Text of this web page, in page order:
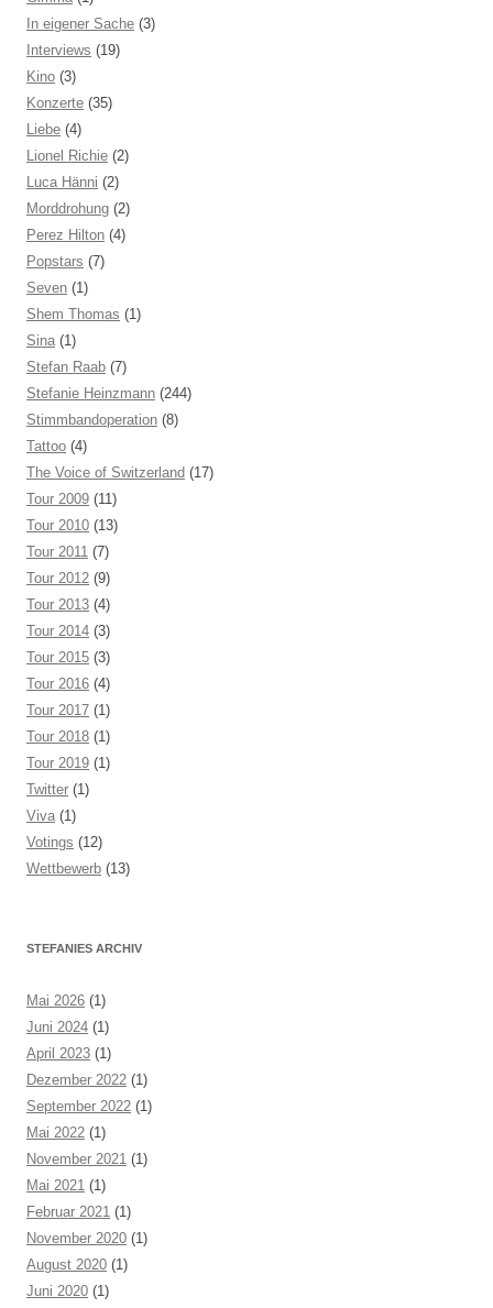
In eigener Sache (3)
Interviews (19)
Kino (3)
Konzerte (35)
Liebe (4)
Lionel Richie (2)
Luca Hänni (2)
Morddrohung (2)
Perez Hilton (4)
Popstars (7)
Seven (1)
Shem Thomas (1)
Sina (1)
Stefan Raab (7)
Stefanie Heinzmann (244)
Stimmbandoperation (8)
Tattoo (4)
The Voice of Switzerland (17)
Tour 2009 (11)
Tour 2010 (13)
Tour 2011 (7)
Tour 2012 (9)
Tour 2013 (4)
Tour 2014 (3)
Tour 2015 (3)
Tour 2016 (4)
Tour 2017 (1)
Tour 2018 (1)
Tour 2019 (1)
Twitter (1)
Viva (1)
Votings (12)
Wettbewerb (13)
STEFANIES ARCHIV
Mai 2026 (1)
Juni 2024 (1)
April 2023 (1)
Dezember 2022 (1)
September 2022 (1)
Mai 2022 (1)
November 2021 (1)
Mai 2021 (1)
Februar 2021 (1)
November 2020 (1)
August 2020 (1)
Juni 2020 (1)